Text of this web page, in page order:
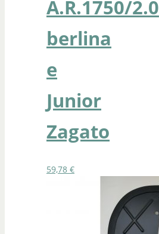
A.R.1750/2.0
berlina
e
Junior
Zagato
59,78 €